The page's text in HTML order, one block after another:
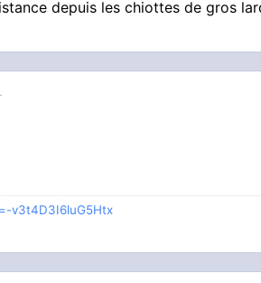
depuis les chiottes de gros
v3t4D3I6luG5Htx